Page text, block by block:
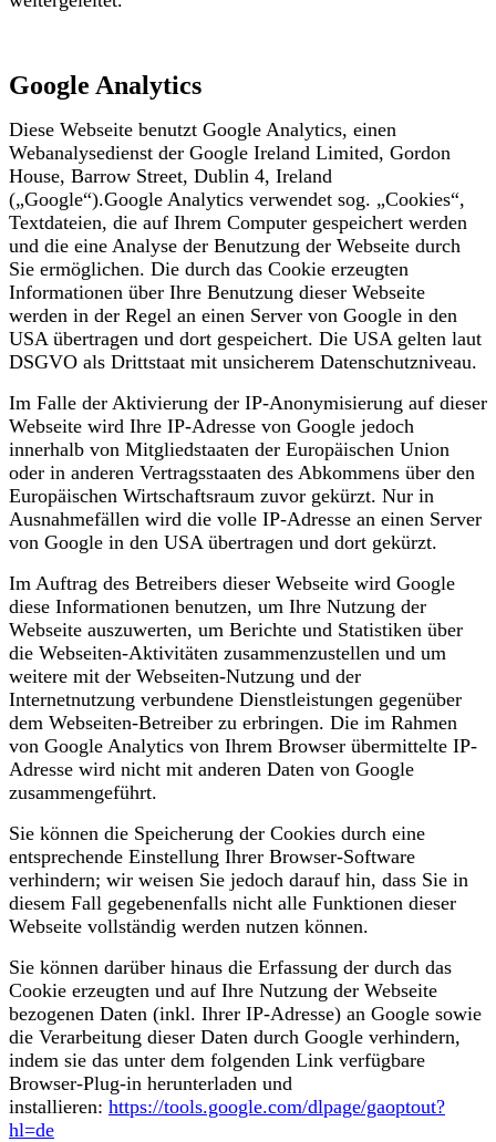
Google Analytics
Diese Webseite benutzt Google Analytics, einen
Webanalysedienst der Google Ireland Limited, Gordon
House, Barrow Street, Dublin 4, Ireland
(„Google“).Google Analytics verwendet sog. „Cookies“,
Textdateien, die auf Ihrem Computer gespeichert werden
und die eine Analyse der Benutzung der Webseite durch
Sie ermöglichen. Die durch das Cookie erzeugten
Informationen über Ihre Benutzung dieser Webseite
werden in der Regel an einen Server von Google in den
USA übertragen und dort gespeichert. Die USA gelten laut
DSGVO als Drittstaat mit unsicherem Datenschutzniveau.
Im Falle der Aktivierung der IP-Anonymisierung auf dieser
Webseite wird Ihre IP-Adresse von Google jedoch
innerhalb von Mitgliedstaaten der Europäischen Union
oder in anderen Vertragsstaaten des Abkommens über den
Europäischen Wirtschaftsraum zuvor gekürzt. Nur in
Ausnahmefällen wird die volle IP-Adresse an einen Server
von Google in den USA übertragen und dort gekürzt.
Im Auftrag des Betreibers dieser Webseite wird Google
diese Informationen benutzen, um Ihre Nutzung der
Webseite auszuwerten, um Berichte und Statistiken über
die Webseiten-Aktivitäten zusammenzustellen und um
weitere mit der Webseiten-Nutzung und der
Internetnutzung verbundene Dienstleistungen gegenüber
dem Webseiten-Betreiber zu erbringen. Die im Rahmen
von Google Analytics von Ihrem Browser übermittelte IP-
Adresse wird nicht mit anderen Daten von Google
zusammengeführt.
Sie können die Speicherung der Cookies durch eine
entsprechende Einstellung Ihrer Browser-Software
verhindern; wir weisen Sie jedoch darauf hin, dass Sie in
diesem Fall gegebenenfalls nicht alle Funktionen dieser
Webseite vollständig werden nutzen können.
Sie können darüber hinaus die Erfassung der durch das
Cookie erzeugten und auf Ihre Nutzung der Webseite
bezogenen Daten (inkl. Ihrer IP-Adresse) an Google sowie
die Verarbeitung dieser Daten durch Google verhindern,
indem sie das unter dem folgenden Link verfügbare
Browser-Plug-in herunterladen und
installieren: https://tools.google.com/dlpage/gaoptout?
hl=de